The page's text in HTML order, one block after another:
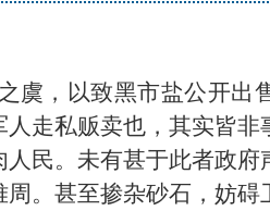
虞，以致黑市盐公开出
走私贩卖也，其实皆
民。未有甚于此者政
。甚至掺杂砂石，妨碍